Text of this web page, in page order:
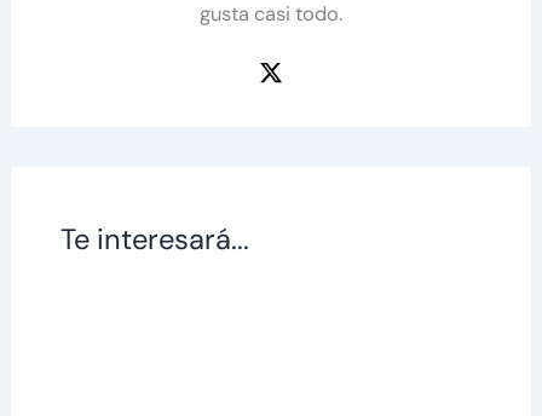
gusta casi todo.
Te interesará...